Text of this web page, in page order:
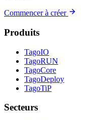
Commencer à créer
Produits
TagoIO
TagoRUN
TagoCore
TagoDeploy
TagoTiP
Secteurs